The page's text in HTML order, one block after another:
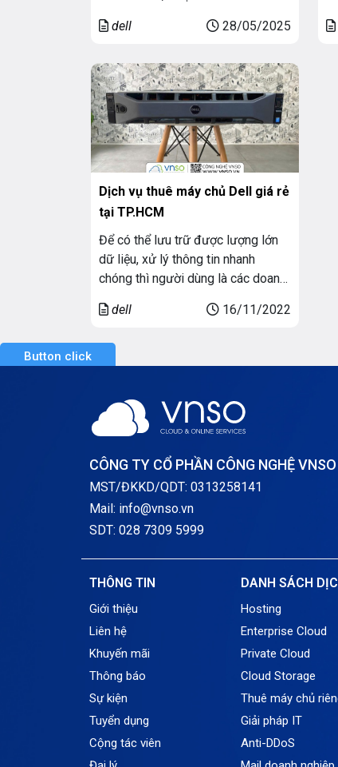
không gian nhỏ gọn. Với khả năng
RAM lên đến 1.5TB cùng nhiều tính
năng quản lý từ […]
dell 28/05/2025
Dịch vụ thuê máy chủ Dell giá rẻ
tại TP.HCM
Để có thể lưu trữ được lượng lớn
dữ liệu, xử lý thông tin nhanh
chóng thì người dùng là các doanh
ảo làm giải pháp thông minh của
dell 16/11/2022
Button click
CÔNG TY CỔ PHẦN CÔNG NGHỆ VNSO
MST/ĐKKD/QDT: 0313258141
Mail: info@vnso.vn
SDT: 028 7309 5999
THÔNG TIN
Giới thiệu
Liên hệ
Khuyến mãi
Thông báo
Sự kiện
Tuyển dụng
Cộng tác viên
DANH SÁCH
Hosting
Enterprise Cloud
Private Cloud
Cloud Storage
Thuê máy chủ
Giải pháp IT
Anti-DDoS